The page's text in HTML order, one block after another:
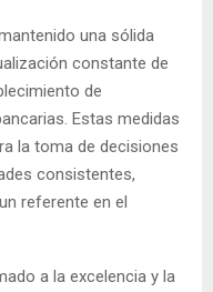
una sólida
constante de
de
Estas medidas
la toma de decisiones
consistentes,
referente en el
a la excelencia y la